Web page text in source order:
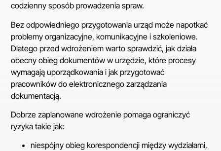
codzienny sposób prowadzenia spraw.
Bez odpowiedniego przygotowania urząd może napotkać
problemy organizacyjne, komunikacyjne i szkoleniowe.
Dlatego przed wdrożeniem warto sprawdzić, jak działa
obecny obieg dokumentów w urzędzie, które procesy
wymagają uporządkowania i jak przygotować
pracowników do elektronicznego zarządzania
dokumentacją.
Dobrze zaplanowane wdrożenie pomaga ograniczyć
ryzyka takie jak:
niespójny obieg korespondencji między wydziałami,